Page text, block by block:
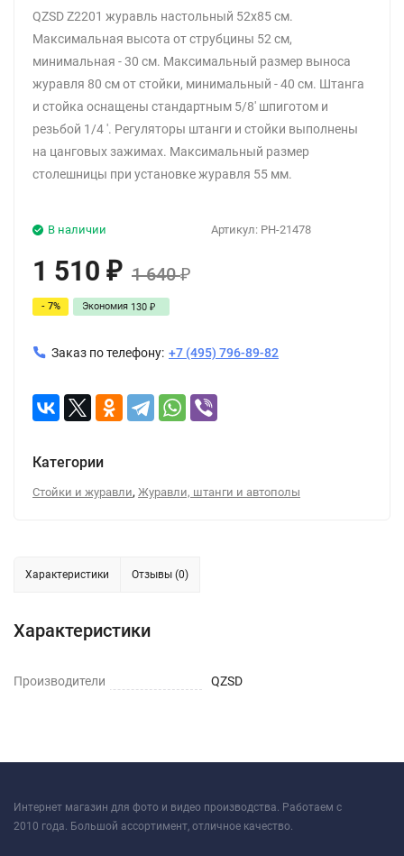
QZSD Z2201 журавль настольный 52х85 см.
Максимальная высота от струбцины 52 см,
минимальная - 30 см. Максимальный размер выноса
журавля 80 см от стойки, минимальный - 40 см. Штанга
и стойка оснащены стандартным 5/8' шпиготом и
резьбой 1/4 '. Регуляторы штанги и стойки выполнены
на цанговых зажимах. Максимальный размер
столешницы при установке журавля 55 мм.
Артикул: PH-21478
В наличии
1 510 ₽ 1 640₽
- 7% Экономия 130 ₽
Заказ по телефону: +7 (495) 796-89-82
Категории
Стойки и журавли, Журавли, штанги и автополы
Характеристики Отзывы (0)
Характеристики
Производители QZSD
Интернет магазин для фото и видео производства. Работаем с
2010 года. Большой ассортимент, отличное качество.